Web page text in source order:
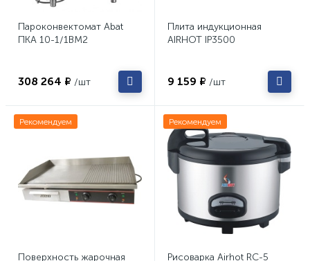
Пароконвектомат Abat
ПКА 10-1/1ВМ2
308 264 ₽ /шт
Плита индукционная
AIRHOT IP3500
9 159 ₽ /шт
Рекомендуем
Поверхность жарочная
Рекомендуем
Рисоварка Airhot RC-5